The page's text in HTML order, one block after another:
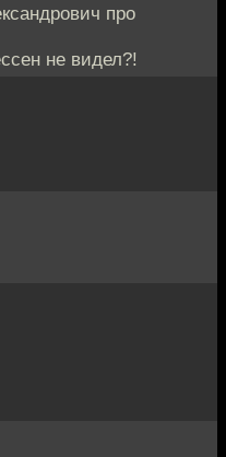
про
не видел?!